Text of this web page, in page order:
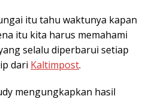
itu tahu waktunya kapan
itu kita harus memahami
selalu diperbarui setiap
dari Kaltimpost.
mengungkapkan hasil